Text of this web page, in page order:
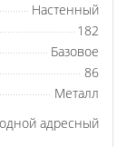
Настенный
182
Базовое
86
Металл
адресный